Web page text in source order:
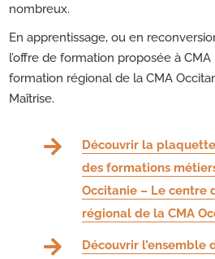
nombreux.
En apprentissage, ou en
l’offre de formation proposée à
formation régional de la CMA
Maîtrise.

Découvrir la
des formations
Occitanie – Le centre
régional de la CMA

Découvrir l’ensemble